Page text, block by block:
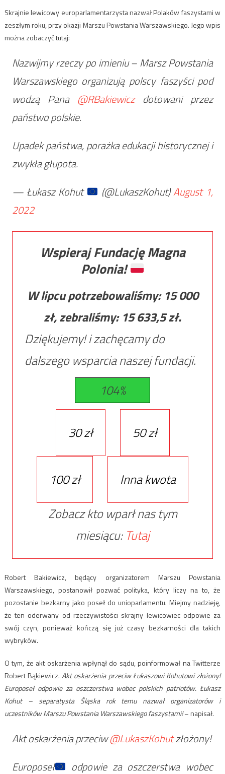
Skrajnie lewicowy europarlamentarzysta nazwał Polaków faszystami w
zeszłym roku, przy okazji Marszu Powstania Warszawskiego. Jego wpis
można zobaczyć tutaj:
Nazwijmy rzeczy po imieniu – Marsz Powstania
Warszawskiego organizują polscy faszyści pod
wodzą Pana @RBakiewiczdotowani przez
państwo polskie.
Upadek państwa, porażka edukacji historycznej i
zwykła głupota.
— Łukasz Kohut
(@LukaszKohut)August 1,
2022
Wspieraj Fundację Magna
Polonia!
W lipcu potrzebowaliśmy: 15 000
zł, zebraliśmy: 15 633,5zł.
Dziękujemy! i zachęcamy do
dalszego wsparcia naszej fundacji.
104%
30 zł 50 zł
100 zł
Inna kwota
Zobacz kto wparł nas tym
miesiącu: Tutaj
Robert Bakiewicz, będący organizatorem Marszu Powstania
Warszawskiego, postanowił pozwać polityka, który liczy na to, że
pozostanie bezkarny jako poseł do unioparlamentu. Miejmy nadzieję,
że ten oderwany od rzeczywistości skrajny lewicowiec odpowie za
swój czyn, ponieważ kończą się już czasy bezkarności dla takich
wybryków.
O tym, że akt oskarżenia wpłynął do sądu, poinformował na Twitterze
Robert Bąkiewicz.Akt oskarżenia przeciw Łukaszowi Kohutowi złożony!
Europoseł odpowie za oszczerstwa wobec polskich patriotów. Łukasz
Kohut – separatysta Śląska rok temu nazwał organizatorów i
uczestników Marszu Powstania Warszawskiego faszystami!– napisał.
Akt oskarżenia przeciw@LukaszKohutzłożony!
Europoseł
odpowie za oszczerstwa wobec